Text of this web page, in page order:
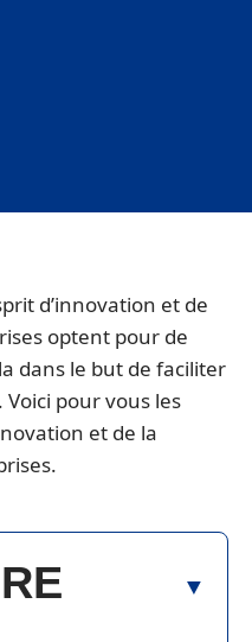
d’innovation et de
optent pour de
dans le but de faciliter
pour vous les
et de la